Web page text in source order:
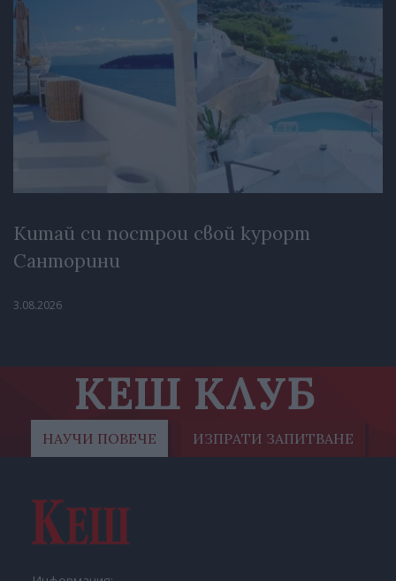
Китай си построи свой курорт
Санторини
3.08.2026
КЕШ КЛУБ
НАУЧИ ПОВЕЧЕ ИЗПРАТИ ЗАПИТВАНЕ